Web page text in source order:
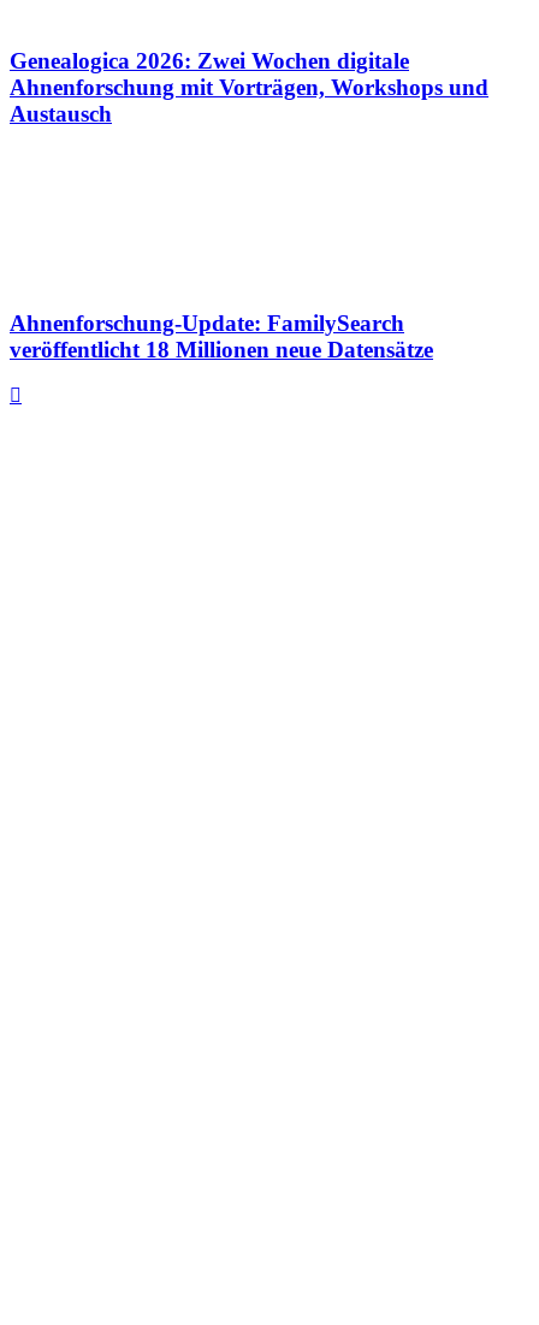
Genealogica 2026: Zwei Wochen digitale
Ahnenforschung mit Vorträgen, Workshops und
Austausch
Ahnenforschung-Update: FamilySearch
veröffentlicht 18 Millionen neue Datensätze